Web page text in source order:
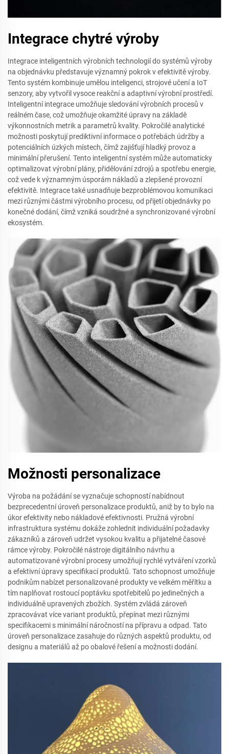
Integrace chytré výroby
Integrace inteligentních výrobních technologií do systémů výroby
na objednávku představuje významný pokrok v efektivitě výroby.
Tento systém kombinuje umělou inteligenci, strojové učení a IoT
senzory, aby vytvořil vysoce reakční a adaptivní výrobní prostředí.
Inteligentní integrace umožňuje sledování výrobních procesů v
reálném čase, což umožňuje okamžité úpravy na základě
výkonnostních metrik a parametrů kvality. Pokročilé analytické
možnosti poskytují prediktivní informace o potřebách údržby a
potenciálních úzkých místech, čímž zajišťují hladký provoz a
minimální přerušení. Tento inteligentní systém může automaticky
optimalizovat výrobní plány, přidělování zdrojů a spotřebu energie,
což vede k významným úsporám nákladů a zlepšené provozní
efektivitě. Integrace také usnadňuje bezproblémovou komunikaci
mezi různými částmi výrobního procesu, od přijetí objednávky po
konečné dodání, čímž vzniká soudržné a synchronizované výrobní
ekosystém.
Možnosti personalizace
Výroba na požádání se vyznačuje schopností nabídnout
bezprecedentní úroveň personalizace produktů, aniž by to bylo na
úkor efektivity nebo nákladové efektivnosti. Pružná výrobní
infrastruktura systému dokáže zohlednit individuální požadavky
zákazníků a zároveň udržet vysokou kvalitu a přijatelné časové
rámce výroby. Pokročilé nástroje digitálního návrhu a
automatizované výrobní procesy umožňují rychlé vytváření vzorků
a efektivní úpravy specifikací produktů. Tato schopnost umožňuje
podnikům nabízet personalizované produkty ve velkém měřítku a
tím naplňovat rostoucí poptávku spotřebitelů po jedinečných a
individuálně upravených zbožích. Systém zvládá zároveň
zpracovávat více variant produktů, přepínat mezi různými
specifikacemi s minimální náročností na přípravu a odpad. Tato
úroveň personalizace zasahuje do různých aspektů produktu, od
designu a materiálů až po obalové řešení a možnosti dodání.